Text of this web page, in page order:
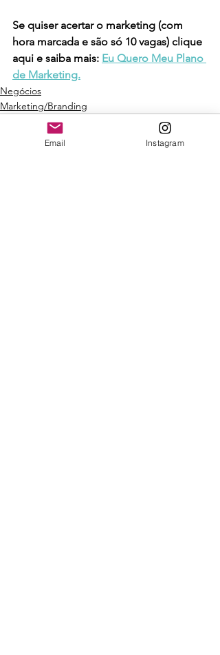
Se quiser acertar o marketing (com
hora marcada e são só 10 vagas) clique
aqui e saiba mais: Eu Quero Meu Plano
de Marketing.
Negócios
Marketing/Branding
Email Instagram